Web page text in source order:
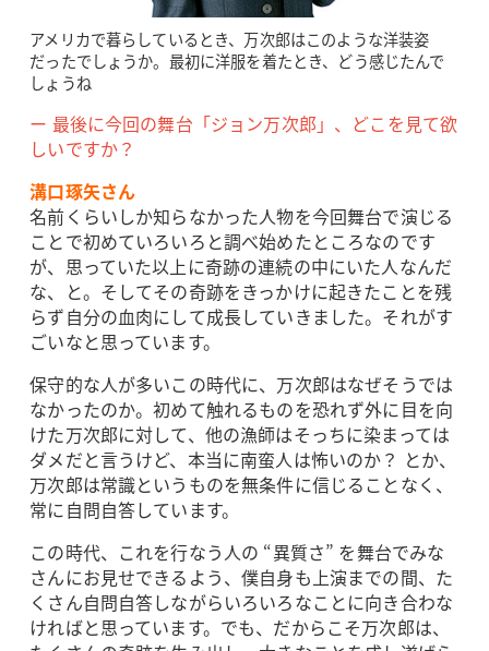
アメリカで暮らしているとき、万次郎はこのような洋装姿
だったでしょうか。最初に洋服を着たとき、どう感じたんで
しょうね
ー 最後に今回の舞台「ジョン万次郎」、どこを見て欲
しいですか？
溝口琢矢さん
名前くらいしか知らなかった人物を今回舞台で演じる
ことで初めていろいろと調べ始めたところなのです
が、思っていた以上に奇跡の連続の中にいた人なんだ
な、と。そしてその奇跡をきっかけに起きたことを残
らず自分の血肉にして成長していきました。それがす
ごいなと思っています。
保守的な人が多いこの時代に、万次郎はなぜそうでは
なかったのか。初めて触れるものを恐れず外に目を向
けた万次郎に対して、他の漁師はそっちに染まっては
ダメだと言うけど、本当に南蛮人は怖いのか？ とか、
万次郎は常識というものを無条件に信じることなく、
常に自問自答しています。
この時代、これを行なう人の “異質さ” を舞台でみな
さんにお見せできるよう、僕自身も上演までの間、た
くさん自問自答しながらいろいろなことに向き合わな
ければと思っています。でも、だからこそ万次郎は、